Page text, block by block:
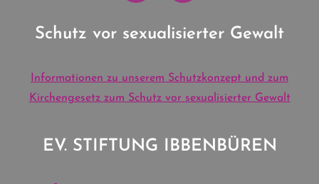
Schutz vor sexualisierter Gewalt
Informationen zu unserem Schutzkonzept und zum
Kirchengesetz zum Schutz vor sexualisierter Gewalt
EV. STIFTUNG IBBENBÜREN